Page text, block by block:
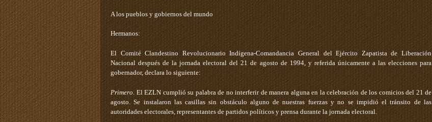
A los pueblos y gobiernos del mundo
Hermanos:
El Comité Clandestino Revolucionario Indígena-Comandancia General del Ejército Zapatista de Liberación
Nacional después de la jornada electoral del 21 de agosto de 1994, y referida únicamente a las elecciones para
gobernador, declara lo siguiente:
Primero. El EZLN cumplió su palabra de no interferir de manera alguna en la celebración de los comicios del 21 de
agosto. Se instalaron las casillas sin obstáculo alguno de nuestras fuerzas y no se impidió el tránsito de las
autoridades electorales, representantes de partidos políticos y prensa durante la jornada electoral.